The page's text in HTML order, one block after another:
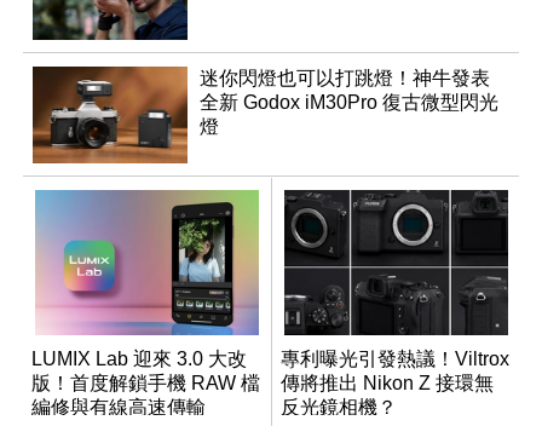
迷你閃燈也可以打跳燈！神牛發表
全新 Godox iM30Pro 復古微型閃光
燈
LUMIX Lab 迎來 3.0 大改
版！首度解鎖手機 RAW 檔
編修與有線高速傳輸
專利曝光引發熱議！Viltrox
傳將推出 Nikon Z 接環無
反光鏡相機？